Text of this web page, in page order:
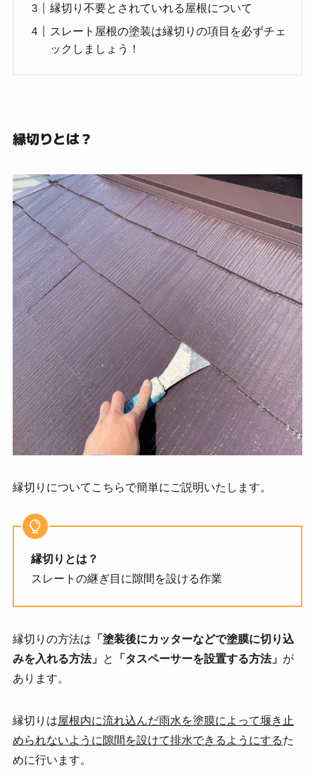
縁切り不要とされていれる屋根について
スレート屋根の塗装は縁切りの項目を必ずチェ
ックしましょう！
縁切りとは？
縁切りについてこちらで簡単にご説明いたします。
縁切りとは？
スレートの継ぎ目に隙間を設ける作業
縁切りの方法は 「塗装後にカッターなどで塗膜に切り込
みを入れる方法」 と 「タスペーサーを設置する方法」 が
あります。
縁切りは屋根内に流れ込んだ雨水を塗膜によって堰き止
められないように隙間を設けて排水できるようにするた
めに行います。